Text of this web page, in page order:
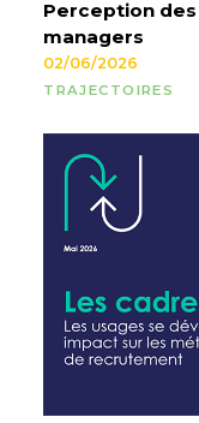
Perception
managers
02/06/2026
TRAJECTOIRES